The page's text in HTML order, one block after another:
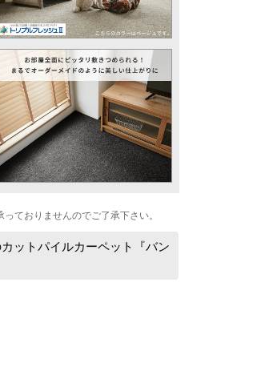
ておりませんのでご了承下さい。
ットパイルカーペット『バン